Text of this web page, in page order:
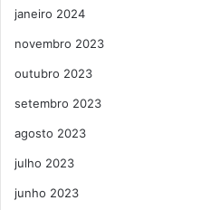
janeiro 2024
novembro 2023
outubro 2023
setembro 2023
agosto 2023
julho 2023
junho 2023